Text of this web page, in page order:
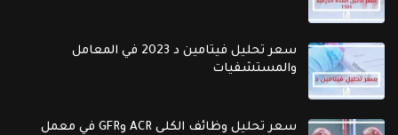
سعر تحليل فيتامين د 2023 في المعامل
والمستشفيات
سعر تحليل وظائف الكلى ACR وGFR في معمل